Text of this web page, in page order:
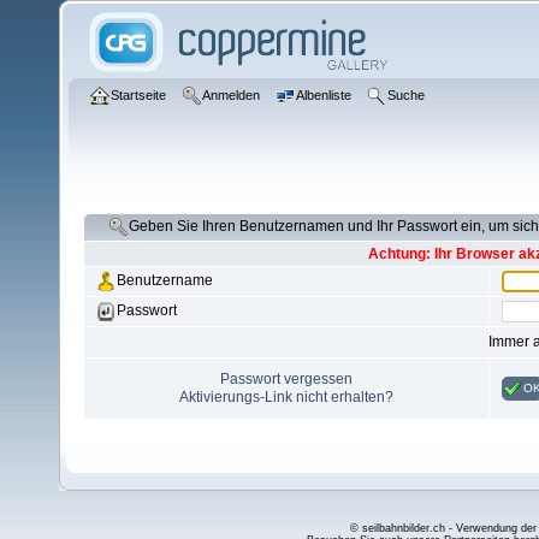
Startseite Anmelden Albenliste Suche
Geben Sie Ihren Benutzernamen und Ihr Passwort ein, um
Achtung: Ihr Browser
Benutzername
Passwort
Immer
Passwort vergessen
Aktivierungs-Link nicht erhalten?
© seilbahnbilder.ch - Verwendung